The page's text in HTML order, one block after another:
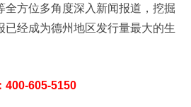
全方位多角度深入新闻报道，挖掘
已经成为德州地区发行量最大的生
400-605-5150